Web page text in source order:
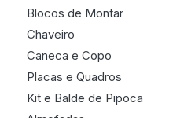
Blocos de Montar
Chaveiro
Caneca e Copo
Placas e Quadros
Kit e Balde de Pipoca